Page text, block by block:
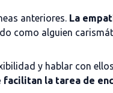
anteriores. La
como alguien
y hablar con
facilitan la tarea de